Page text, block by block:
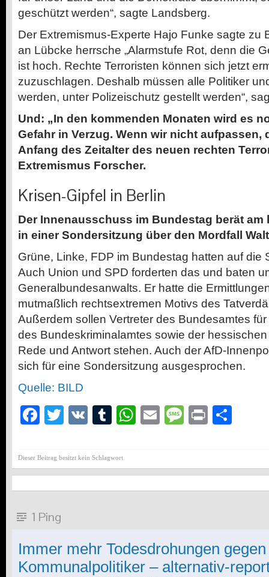
geschützt werden“, sagte Landsberg.
Der Extremismus-Experte Hajo Funke sagte zu
an Lübcke herrsche „Alarmstufe Rot, denn die
ist hoch. Rechte Terroristen können sich jetzt
zuzuschlagen. Deshalb müssen alle Politiker
werden, unter Polizeischutz gestellt werden“,
Und: „In den kommenden Monaten wird es
Gefahr in Verzug. Wenn wir nicht aufpassen,
Anfang des Zeitalter des neuen rechten
Extremismus Forscher.
Krisen-Gipfel in Berlin
Der Innenausschuss im Bundestag berät
in einer Sondersitzung über den Mordfall
Grüne, Linke, FDP im Bundestag hatten auf die
Auch Union und SPD forderten das und baten
Generalbundesanwalts. Er hatte die
mutmaßlich rechtsextremen Motivs des
Außerdem sollen Vertreter des Bundesamtes
des Bundeskriminalamtes sowie der
Rede und Antwort stehen. Auch der AfD-
sich für eine Sondersitzung ausgesprochen.
Quelle: BILD
Facebook
Twitter
VK Tumblr
WhatsApp
EmailMessage
Print
Dieser Beitrag besitzt kein Schlagwort
1 Ping
Immer mehr Todesdrohungen gegen
Kommunalpolitiker – alternativ-